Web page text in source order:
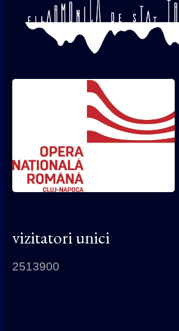
vizitatori unici
2513900